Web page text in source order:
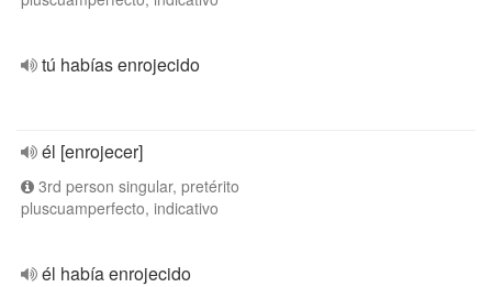
tú habías enrojecido
él [enrojecer]
3rd person singular, pretérito
pluscuamperfecto, indicativo
él había enrojecido